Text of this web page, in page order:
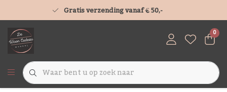
Gratis verzending vanaf € 50,-
0